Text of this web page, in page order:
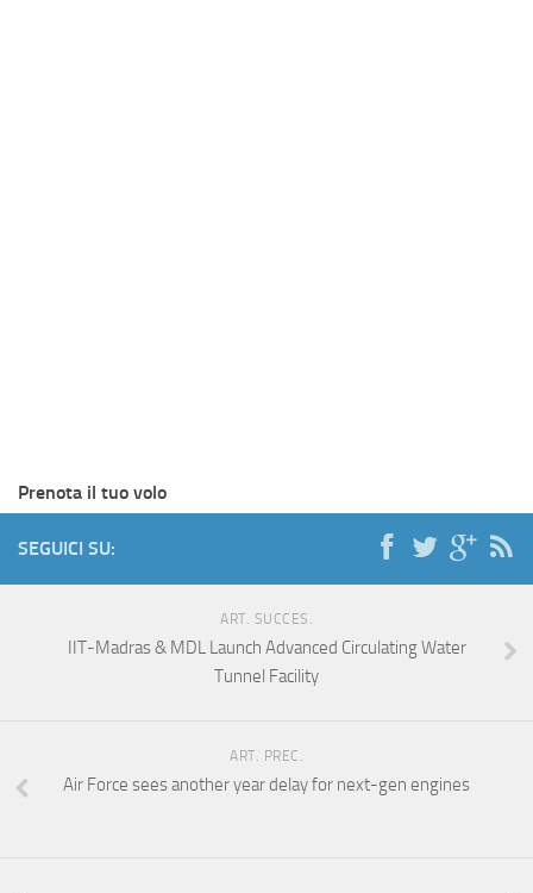
Prenota il tuo volo
SEGUICI SU:
ART. SUCCES.
IIT-Madras & MDL Launch Advanced Circulating Water
Tunnel Facility
ART. PREC.
Air Force sees another year delay for next-gen engines